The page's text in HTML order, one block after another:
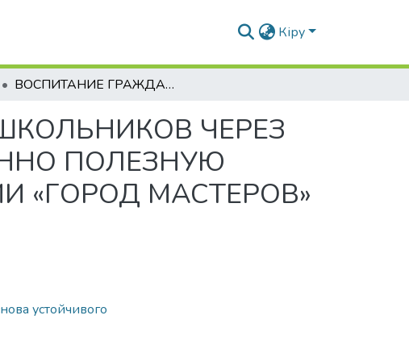
Кіру
ВОСПИТАНИЕ ГРАЖДАНСКОЙ ПОЗИЦИИ ШКОЛЬНИКОВ ЧЕРЕЗ ВКЛЮЧЕНИЕ ИХ В АКТИВНУЮ ОБЩЕСТВЕННО ПОЛЕЗНУЮ ДЕЯТЕЛЬНОСТЬ В ДЕТСКОЙ ОРГАНИЗАЦИИ «ГОРОД МАСТЕРОВ»
ЧЕРЕЗ
ПОЛЕЗНУЮ
«ГОРОД МАСТЕРОВ»
устойчивого